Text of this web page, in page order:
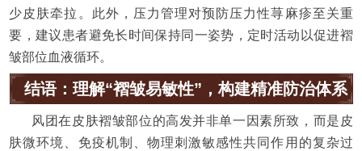
少皮肤牵拉。此外，压力管理对预防压力性荨麻疹至关重
要，建议患者避免长时间保持同一姿势，定时活动以促进褶
皱部位血液循环。
结语：理解“褶皱易敏性”，构建精准防治体系
风团在皮肤褶皱部位的高发并非单一因素所致，而是皮
肤微环境、免疫机制、物理刺激敏感性共同作用的复杂过